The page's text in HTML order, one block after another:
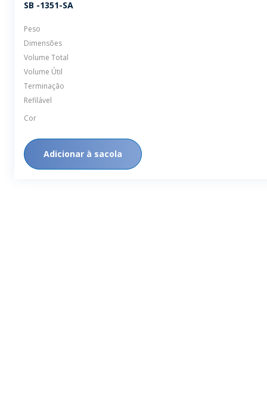
Dimensões
Volume Total
Volume Útil
Terminação
Refilável
Cor
Adicionar à sacola